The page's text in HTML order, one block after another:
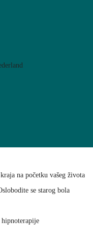
na početku vašeg života
se starog bola